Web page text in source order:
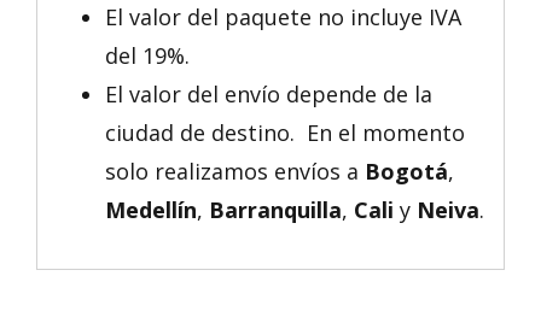
El valor del paquete no incluye IVA
del 19%.
El valor del envío depende de la
ciudad de destino. En el momento
solo realizamos envíos a Bogotá,
Medellín, Barranquilla, Cali y Neiva.